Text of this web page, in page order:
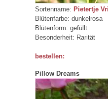
Sortenname: Pietertje
Blütenfarbe: dunkelrosa
Blütenform: gefüllt
Besonderheit: Rarität
bestellen:
Pillow Dreams